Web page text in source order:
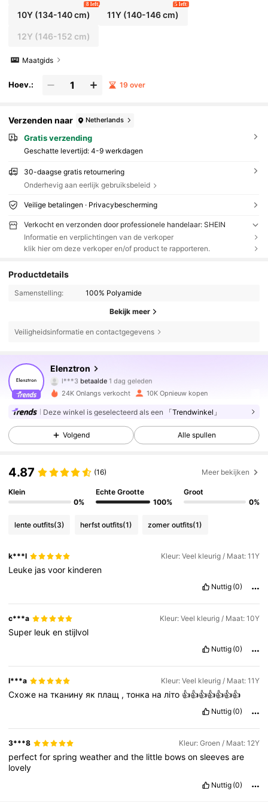
10Y(134-140 cm)
8 left
11Y (140-146 cm)
5 left
12Y (146-152 cm)
Maatgids
Hoev.: 19 over
Verzenden naar Netherlands
Gratis verzending
Geschatte levertijd: 4-9 werkdagen
30-daagse gratis retournering
Onderhevig aan eerlijk gebruiksbeleid
Veilige betalingen · Privacybescherming
Verkocht en verzonden door professionele handelaar: SHEIN
Informatie en verplichtingen van de verkoper
klik hier om deze verkoper en/of product te rapporteren.
Productdetails
Samenstelling: 100% Polyamide
Bekijk meer
Veiligheidsinformatie en contactgegevens
Elenztron
4.75
12K Volgers
l***3 betaalde 1 dag geleden
4.75 12K Volgers
12K Volgers
4.75 12K Volgers
4.75 12K Volgers
4.75 12K Volgers
24K Onlangs verkocht 10K Opnieuw kopen
Deze winkel is geselecteerd als een 「Trendwinkel」
Volgend Alle spullen
4.87 (16) Meer bekijken
Klein
0%
Echte Grootte
100%
Groot
0%
lente outfits(3) herfst outfits(1) zomer outfits(1)
k***l Kleur: Veel kleurig / Maat: 11Y
Leuke jasvoor kinderen
Nuttig (0)
c***a Kleur: Veel kleurig / Maat: 10Y
Super leukenstijlvol
Nuttig (0)
I***a Kleur: Veel kleurig / Maat: 11Y
Схоже натканину як плащ ,тонка на літо 👍👍👍👍👍👍👍
Nuttig (0)
3***8 Kleur: Groen / Maat: 12Y
perfectforspringweatherandthe little bowsonsleevesare
lovely
Nuttig (0)